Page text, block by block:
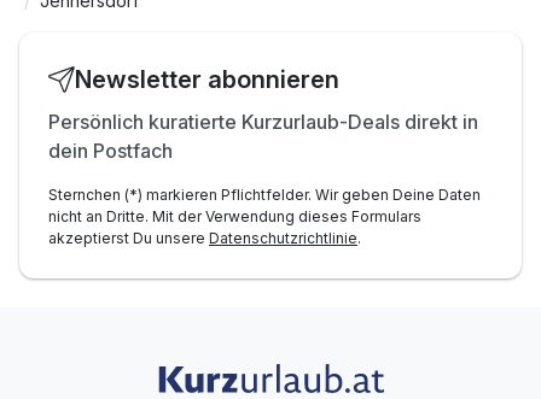
Optional: E-Bike-Verleih direkt im Haus möglich
Newsletter abonnieren
Persönlich kuratierte Kurzurlaub-Deals direkt in
dein Postfach
Sternchen (*) markieren Pflichtfelder. Wir geben Deine Daten
nicht an Dritte. Mit der Verwendung dieses Formulars
akzeptierst Du unsere Datenschutzrichtlinie.